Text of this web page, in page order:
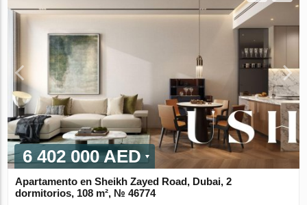
6 402 000 AED
Apartamento en Sheikh Zayed Road, Dubai, 2
dormitorios, 108 m², № 46774